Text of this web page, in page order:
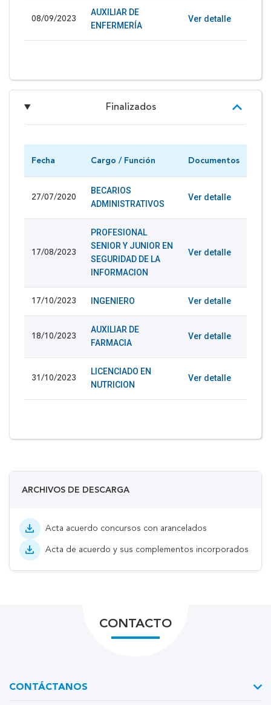
08/09/2023
AUXILIAR DE
ENFERMERÍA
Ver detalle
Finalizados
Fecha Cargo / Función Documentos
27/07/2020
BECARIOS
ADMINISTRATIVOS
Ver detalle
17/08/2023
PROFESIONAL
SENIOR Y JUNIOR EN
SEGURIDAD DE LA
INFORMACION
Ver detalle
17/10/2023 INGENIERO Ver detalle
18/10/2023
AUXILIAR DE
FARMACIA
Ver detalle
31/10/2023
LICENCIADO EN
NUTRICION
Ver detalle
ARCHIVOS DE DESCARGA
download Acta acuerdo concursos con arancelados
download Acta de acuerdo y sus complementos incorporados
CONTACTO
CONTÁCTANOS